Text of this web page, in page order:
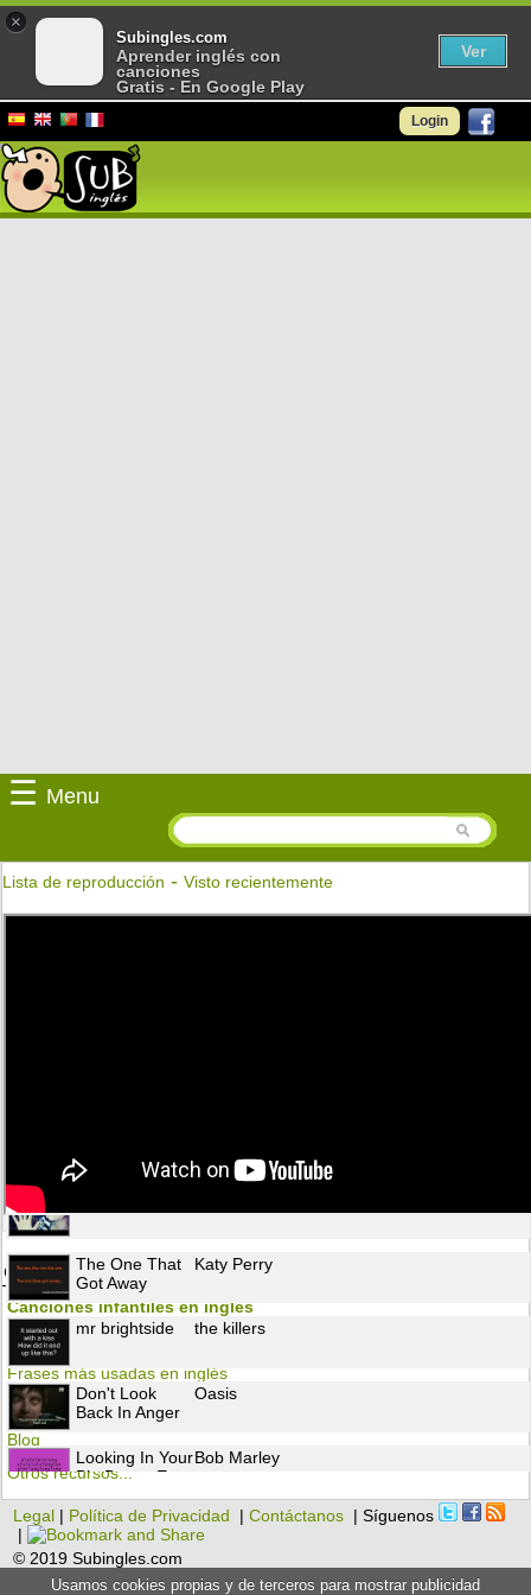
Login
☰ Menu
Lista de reproducción -Visto recientemente
The One That
Got Away
Katy Perry
mr brightside the killers
Don't Look
Back In Anger
Oasis
Looking In Your
Big Brown Eyes
Bob Marley
You Are Not
Alone
Michael
Jackson
Something Robbie
Otros recursos para aprender inglés
Canciones infantiles en inglés
Flashcards
Frases más usadas en inglés
Gramática
Blog
Otros recursos...
Legal | Política de Privacidad |Contáctanos | Síguenos
|
© 2019 Subingles.com
Usamos cookies propias y de terceros para mostrar publicidad
×
Subingles.com
Aprender inglés con
canciones
Gratis - En Google Play
Ver